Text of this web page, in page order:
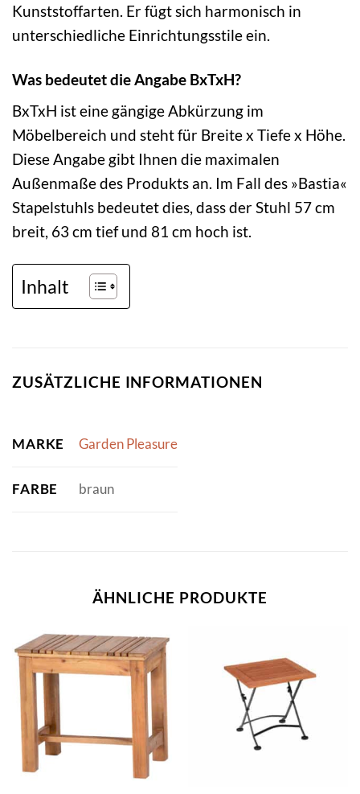
Kunststoffarten. Er fügt sich harmonisch in
unterschiedliche Einrichtungsstile ein.
Was bedeutet die Angabe BxTxH?
BxTxH ist eine gängige Abkürzung im
Möbelbereich und steht für Breite x Tiefe x Höhe.
Diese Angabe gibt Ihnen die maximalen
Außenmaße des Produkts an. Im Fall des »Bastia«
Stapelstuhls bedeutet dies, dass der Stuhl 57 cm
breit, 63 cm tief und 81 cm hoch ist.
Inhalt
ZUSÄTZLICHE INFORMATIONEN
MARKE Garden Pleasure
FARBE braun
ÄHNLICHE PRODUKTE